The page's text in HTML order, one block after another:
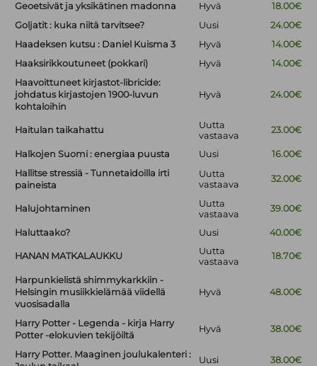
Geoetsivät ja yksikätinen madonna Hyvä
18.00€
Goljatit : kuka niitä tarvitsee?
Uusi
24.00€
Haadeksen kutsu : Daniel Kuisma 3
Hyvä
14.00€
Haaksirikkoutuneet (pokkari)
Hyvä
14.00€
Haavoittuneet kirjastot-libricide:
johdatus kirjastojen 1900-luvun
kohtaloihin
Hyvä 24.00€
Haitulan taikahattu
Uutta
vastaava
23.00€
Halkojen Suomi : energiaa puusta Uusi
16.00€
Hallitse stressiä - Tunnetaidoilla irti
paineista
Uutta
vastaava
32.00€
Halujohtaminen
Uutta
vastaava
39.00€
Haluttaako? Uusi 40.00€
HANAN MATKALAUKKU
Uutta
vastaava
18.70€
Harpunkielistä shimmykarkkiin -
Helsingin musiikkielämää viidellä
vuosisadalla
Hyvä 48.00€
Harry Potter - Legenda - kirja Harry
Potter -elokuvien tekijöiltä
Hyvä 38.00€
Harry Potter. Maaginen joulukalenteri :
Uusi 38.00€